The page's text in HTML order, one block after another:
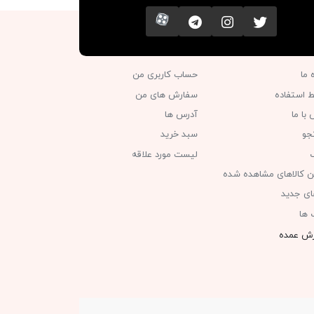
تویتر اینستاگرامکانال تلگرام
آپارات
ما
استفاده
با ما
کالاهای مشاهده شده
جدید
ها
حساب کاربری من
سفارش های من‎
آدرس ها
سبد خرید
لیست مورد علاقه
عمده